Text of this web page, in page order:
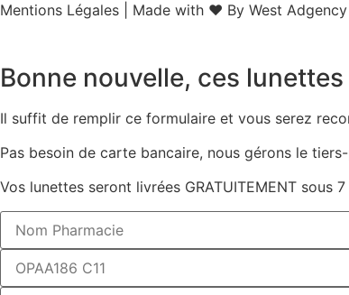
Mentions Légales | Made with ❤ By West Adgency
Bonne nouvelle, ces
Il suffit de remplir ce formulaire et vous serez
Pas besoin de carte bancaire, nous gérons le
Vos lunettes seront livrées GRATUITEMENT sous